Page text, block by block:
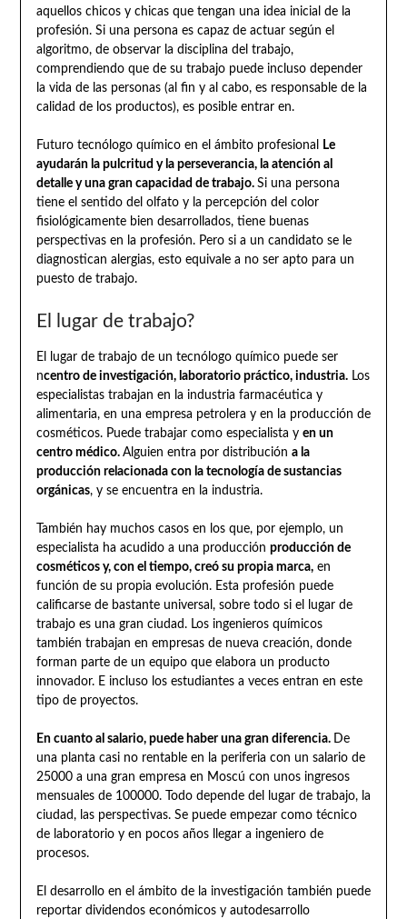
aquellos chicos y chicas que tengan una idea inicial de la
profesión. Si una persona es capaz de actuar según el
algoritmo, de observar la disciplina del trabajo,
comprendiendo que de su trabajo puede incluso depender
la vida de las personas (al fin y al cabo, es responsable de la
calidad de los productos), es posible entrar en.
Futuro tecnólogo químico en el ámbito profesional
Le
ayudarán la pulcritud y la perseverancia, la atención al
detalle y una gran capacidad de trabajo. Si una persona
tiene el sentido del olfato y la percepción del color
fisiológicamente bien desarrollados, tiene buenas
perspectivas en la profesión. Pero si a un candidato se le
diagnostican alergias, esto equivale a no ser apto para un
puesto de trabajo.
El lugar de trabajo?
El lugar de trabajo de un tecnólogo químico puede ser
ncentro de investigación, laboratorio práctico, industria.Los
especialistas trabajan en la industria farmacéutica y
alimentaria, en una empresa petrolera y en la producción de
cosméticos. Puede trabajar como especialista y en un
centro médico. Alguien entra por distribución a la
producción relacionada con la tecnología de sustancias
orgánicas, y se encuentra en la industria.
También hay muchos casos en los que, por ejemplo, un
especialista ha acudido a una producción producción de
cosméticos y, con el tiempo, creó su propia marca,en
función de su propia evolución. Esta profesión puede
calificarse de bastante universal, sobre todo si el lugar de
trabajo es una gran ciudad. Los ingenieros químicos
también trabajan en empresas de nueva creación, donde
forman parte de un equipo que elabora un producto
innovador. E incluso los estudiantes a veces entran en este
tipo de proyectos.
En cuanto al salario, puede haber una gran diferencia. De
una planta casi no rentable en la periferia con un salario de
25000 a una gran empresa en Moscú con unos ingresos
mensuales de 100000. Todo depende del lugar de trabajo, la
ciudad, las perspectivas. Se puede empezar como técnico
de laboratorio y en pocos años llegar a ingeniero de
procesos.
El desarrollo en el ámbito de la investigación también puede
reportar dividendos económicos y autodesarrollo